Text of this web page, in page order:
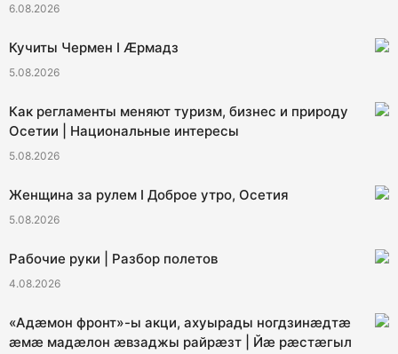
6.08.2026
Кучиты Чермен I Æрмадз
5.08.2026
Как регламенты меняют туризм, бизнес и природу
Осетии | Национальные интересы
5.08.2026
Женщина за рулем I Доброе утро, Осетия
5.08.2026
Рабочие руки | Разбор полетов
4.08.2026
«Адæмон фронт»-ы акци, ахуырады ногдзинæдтæ
æмæ мадæлон æвзаджы райрæзт | Йæ рæстæгыл